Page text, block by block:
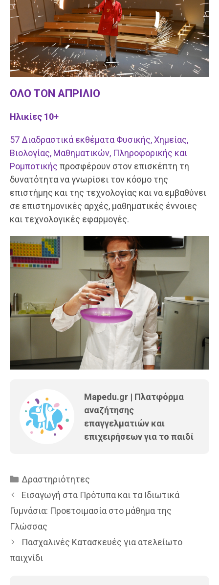
ΟΛΟ ΤΟΝ ΑΠΡΙΛΙΟ
Ηλικίες 10+
57 Διαδραστικά εκθέματα Φυσικής, Χημείας,
Βιολογίας, Μαθηματικών, Πληροφορικής και
Ρομποτικής προσφέρουν στον επισκέπτη τη
δυνατότητα να γνωρίσει τον κόσμο της
επιστήμης και της τεχνολογίας και να εμβαθύνει
σε επιστημονικές αρχές, μαθηματικές έννοιες
και τεχνολογικές εφαρμογές.
Mapedu.gr | Πλατφόρμα
αναζήτησης
επαγγελματιών και
επιχειρήσεων για το παιδί
Κατηγορίες
Δραστηριότητες
Εισαγωγή στα Πρότυπα και τα Ιδιωτικά
Γυμνάσια: Προετοιμασία στο μάθημα της
Γλώσσας
Πασχαλινές Κατασκευές για ατελείωτο
παιχνίδι